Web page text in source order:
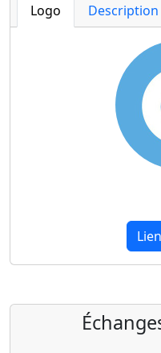
Logo Description